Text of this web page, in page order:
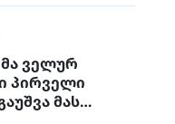
ველურ
პირველი
მას